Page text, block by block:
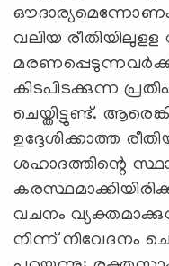
വലിയ
കിടപിടക്കുന്ന
ചെയ്തിട്ടുണ്ട്.
ഉദ്ദേശിക്കാത്ത
ശഹാദത്തിന്റെ
വചനം
നിന്ന് നിവേദനം